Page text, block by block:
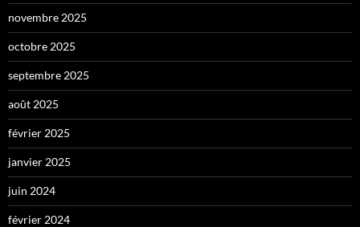
novembre 2025
octobre 2025
septembre 2025
août 2025
février 2025
janvier 2025
juin 2024
février 2024